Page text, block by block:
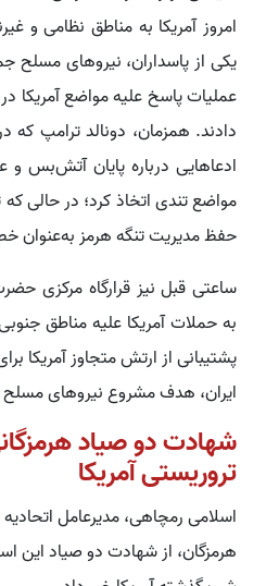
امروز آمریکا به مناطق نظامی و
یکی از پاسداران، نیروهای مسلح
عملیات پاسخ علیه مواضع آمریکا
دادند. همزمان، دونالد ترامپ که
ادعاهایی درباره پایان آتش‌بس و
مواضع تندی اتخاذ کرد؛ در حالی
حفظ مدیریت تنگه هرمز به‌عنوان
ساعتی قبل نیز قرارگاه مرکزی
به حملات آمریکا علیه مناطق
پشتیبانی از ارتش متجاوز آمریکا
ایران، هدف مشروع نیروهای
شهادت دو صیاد
تروریستی آمریکا
اسلامی رمچاهی، مدیرعامل
هرمزگان، از شهادت دو صیاد این